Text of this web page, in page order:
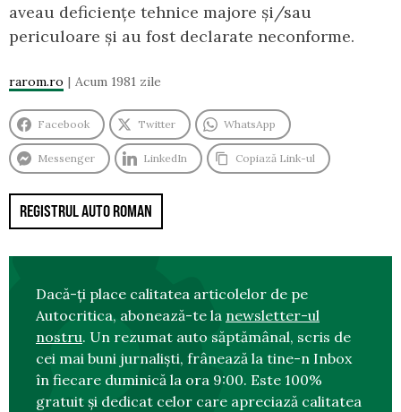
aveau deficiențe tehnice majore și/sau
periculoare și au fost declarate neconforme.
rarom.ro Acum 1981 zile
Facebook Twitter WhatsApp
Messenger LinkedIn Copiază Link-ul
REGISTRUL AUTO ROMAN
Dacă-ți place calitatea articolelor de pe
Autocritica, abonează-te la newsletter-ul
nostru. Un rezumat auto săptămânal, scris de
cei mai buni jurnaliști, frânează la tine-n Inbox
în fiecare duminică la ora 9:00. Este 100%
gratuit și dedicat celor care apreciază calitatea